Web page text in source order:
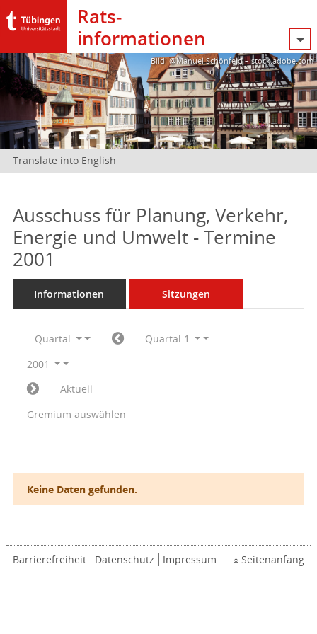
Rats­
informationen
Bild: @Manuel Schönfeld – stock.adobe.com
Translate into English
Ausschuss für Planung, Verkehr,
Energie und Umwelt - Termine
2001
Informationen Sitzungen
Quartal
Quartal 1
2001
Aktuell
Gremium auswählen
Keine Daten gefunden.
Barrierefreiheit Datenschutz Impressum Seitenanfang